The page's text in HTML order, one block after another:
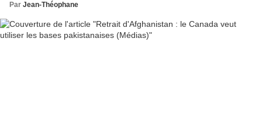
Par Jean-Théophane